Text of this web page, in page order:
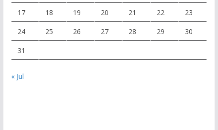
17 18 19 20 21 22 23
24 25 26 27 28 29 30
31
« Jul